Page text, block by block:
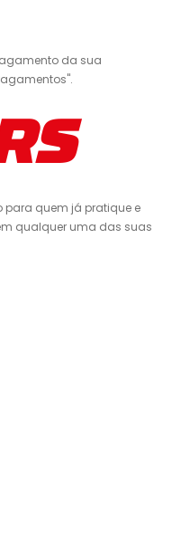
da sua
para quem já pratique e
qualquer uma das suas